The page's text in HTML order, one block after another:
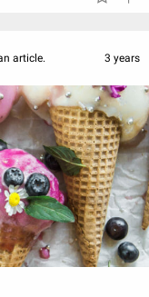
article. 3 years